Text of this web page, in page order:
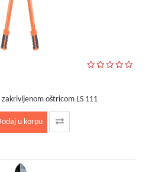
oštricom LS 111
u korpu